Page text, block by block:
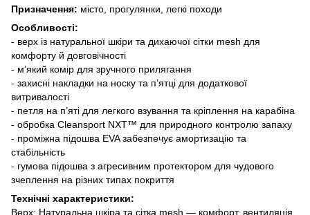
Призначення: місто, прогулянки, легкі походи
Особливості:
- верх із натуральної шкіри та дихаючої сітки mesh для
комфорту й довговічності
- м’який комір для зручного прилягання
- захисні накладки на носку та п’ятці для додаткової
витривалості
- петля на п’яті для легкого взування та кріплення на карабіна
- обробка Cleansport NXT™ для природного контролю запаху
- проміжна підошва EVA забезпечує амортизацію та
стабільність
- гумова підошва з агресивним протектором для чудового
зчеплення на різних типах покриття
Технічні характеристики:
Верх: Натуральна шкіра та сітка mesh — комфорт, вентиляція